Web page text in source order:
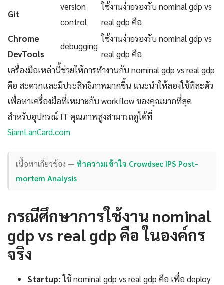
Git
version
control
ใช้งานง่ายรองรับ nominal gdp vs
real gdp คือ
Chrome
DevTools
debugging
ใช้งานง่ายรองรับ nominal gdp vs
real gdp คือ
เครื่องมือเหล่านี้ช่วยให้การทำงานกับ nominal gdp vs real gdp
คือ สะดวกและมีประสิทธิภาพมากขึ้น แนะนำให้ลองใช้ทีละตัว
เพื่อหาเครื่องมือที่เหมาะกับ workflow ของคุณมากที่สุด
สำหรับอุปกรณ์ IT คุณภาพสูงสามารถดูได้ที่
SiamLanCard.com
เนื้อหาเกี่ยวข้อง — ทำความเข้าใจ Crowdsec IPS Post-
mortem Analysis
กรณีศึกษาการใช้งาน nominal
gdp vs real gdp คือ ในองค์กร
จริง
Startup:ใช้ nominal gdp vs real gdp คือ เพื่อ deploy